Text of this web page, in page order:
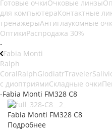
Готовые очкиОчковые линзы
для компьютераКонтактные
тренажерыАнтиглаукомные
ОптикиРаспродажа 30%
-
Fabia Monti
Ralph
CoralRalphGlodiatrTraveler
с диоптриямиСкладные очки
-Fabia Monti FM328 C8
Fabia Monti FM328 C8
Подробнее